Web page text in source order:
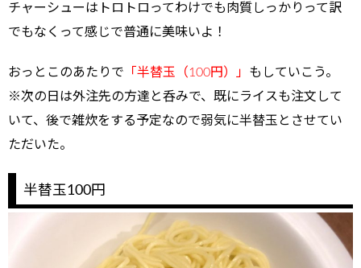
チャーシューはトロトロってわけでも肉質しっかりって訳
でもなくって感じで普通に美味いよ！
おっとこのあたりで 「半替玉（100円）」 もしていこう。
※次の日は外注先の方達と呑みで、既にライスも注文して
いて、後で雑炊をする予定なので弱気に半替玉とさせてい
ただいた。
半替玉100円